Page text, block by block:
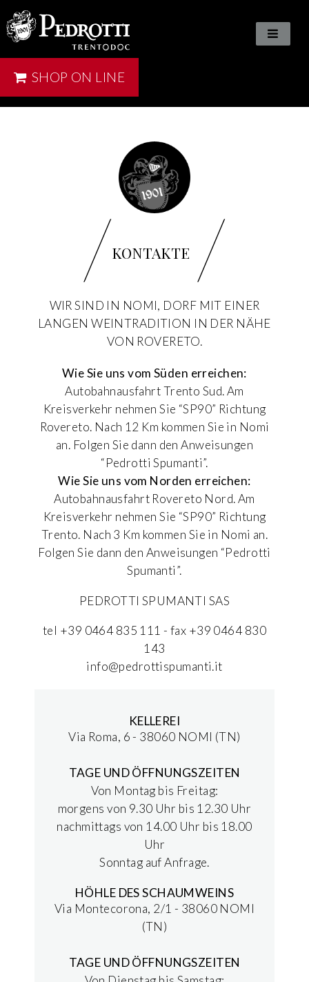
SHOP ON LINE
/KONTAKTE /
WIR SIND IN NOMI, DORF MIT EINER
LANGEN WEINTRADITION IN DER NÄHE
VON ROVERETO.
Wie Sie uns vom Süden erreichen:
Autobahnausfahrt Trento Sud. Am
Kreisverkehr nehmen Sie “SP90” Richtung
Rovereto. Nach 12 Km kommen Sie in Nomi
an. Folgen Sie dann den Anweisungen
“Pedrotti Spumanti”.
Wie Sie uns vom Norden erreichen:
Autobahnausfahrt Rovereto Nord. Am
Kreisverkehr nehmen Sie “SP90” Richtung
Trento. Nach 3 Km kommen Sie in Nomi an.
Folgen Sie dann den Anweisungen “Pedrotti
Spumanti”.
PEDROTTI SPUMANTI SAS
tel +39 0464 835 111 - fax +39 0464 830
143
info@pedrottispumanti.it
KELLEREI
Via Roma, 6 - 38060 NOMI (TN)
TAGE UND ÖFFNUNGSZEITEN
Von Montag bis Freitag:
morgens von 9.30 Uhr bis 12.30 Uhr
nachmittags von 14.00 Uhr bis 18.00
Uhr
Sonntag auf Anfrage.
HÖHLE DES SCHAUMWEINS
Via Montecorona, 2/1 - 38060 NOMI
(TN)
TAGE UND ÖFFNUNGSZEITEN